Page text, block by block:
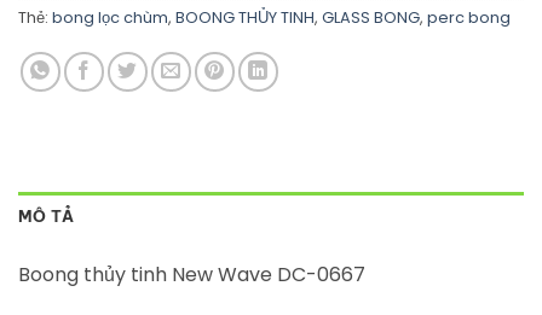
Thẻ: bong lọc chùm, BOONG THỦY TINH, GLASS BONG, perc bong
MÔ TẢ
Boong thủy tinh New Wave DC-0667